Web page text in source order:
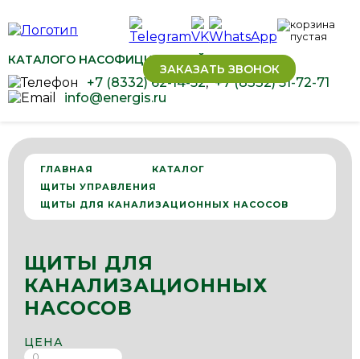
КАТАЛОГО НАСОФИЦИАЛЬНЫЙ ДИЛЕР ОВЕН
+7 (8332) 62-14-52,+7 (8332) 51-72-71
info@energis.ru
ЗАКАЗАТЬ ЗВОНОК
ГЛАВНАЯ
КАТАЛОГ
ЩИТЫ УПРАВЛЕНИЯ
ЩИТЫ ДЛЯ КАНАЛИЗАЦИОННЫХ НАСОСОВ
ЩИТЫ ДЛЯ
КАНАЛИЗАЦИОННЫХ
НАСОСОВ
ЦЕНА